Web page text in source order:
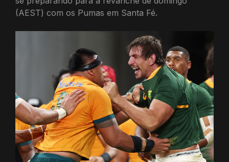
(AEST) com os Pumas em Santa Fé.